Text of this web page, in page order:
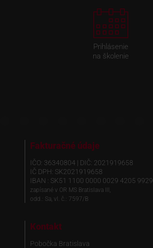
Prihlásenie
na školenie
Fakturačné údaje
IČO: 36340804 | DIČ: 2021919658
IČ DPH: SK2021919658
IBAN : SK51 1100 0000 0029 4205 9929
zapísané v OR MS Bratislava III,
odd.: Sa, vl. č.: 7597/B
Kontakt
Pobočka Bratislava